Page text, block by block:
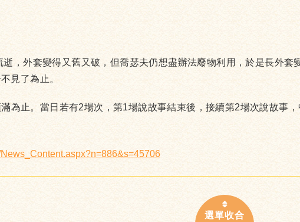
，外套變得又舊又破，但喬瑟夫仍想盡辦法廢物利用，於是長外
見了為止。
為止。當日若有2場次，第1場說故事結束後，接續第2場次說故事